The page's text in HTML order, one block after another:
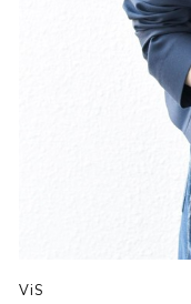
ViS